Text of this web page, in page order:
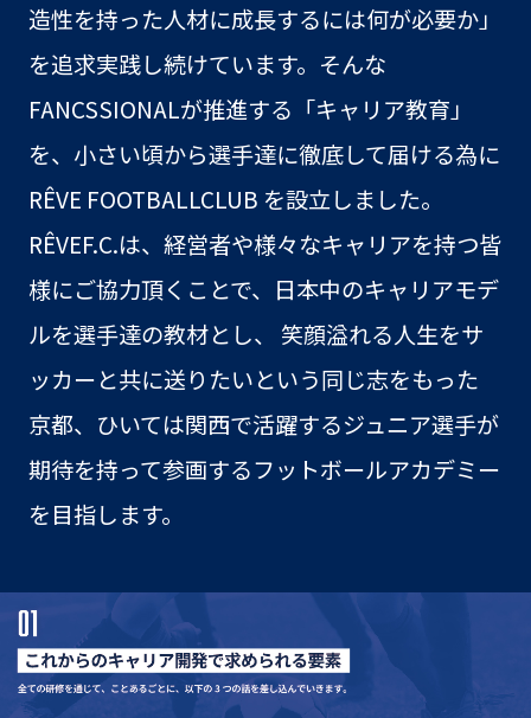
造性を持った人材に成長するには何が必要か」
を追求実践し続けています。そんな
FANCSSIONALが推進する「キャリア教育」
を、小さい頃から選手達に徹底して届ける為に
RÊVE FOOTBALLCLUB を設立しました。
RÊVEF.C.は、経営者や様々なキャリアを持つ皆
様にご協力頂くことで、日本中のキャリアモデ
ルを選手達の教材とし、 笑顔溢れる人生をサ
ッカーと共に送りたいという同じ志をもった
京都、ひいては関西で活躍するジュニア選手が
期待を持って参画するフットボールアカデミー
を目指します。